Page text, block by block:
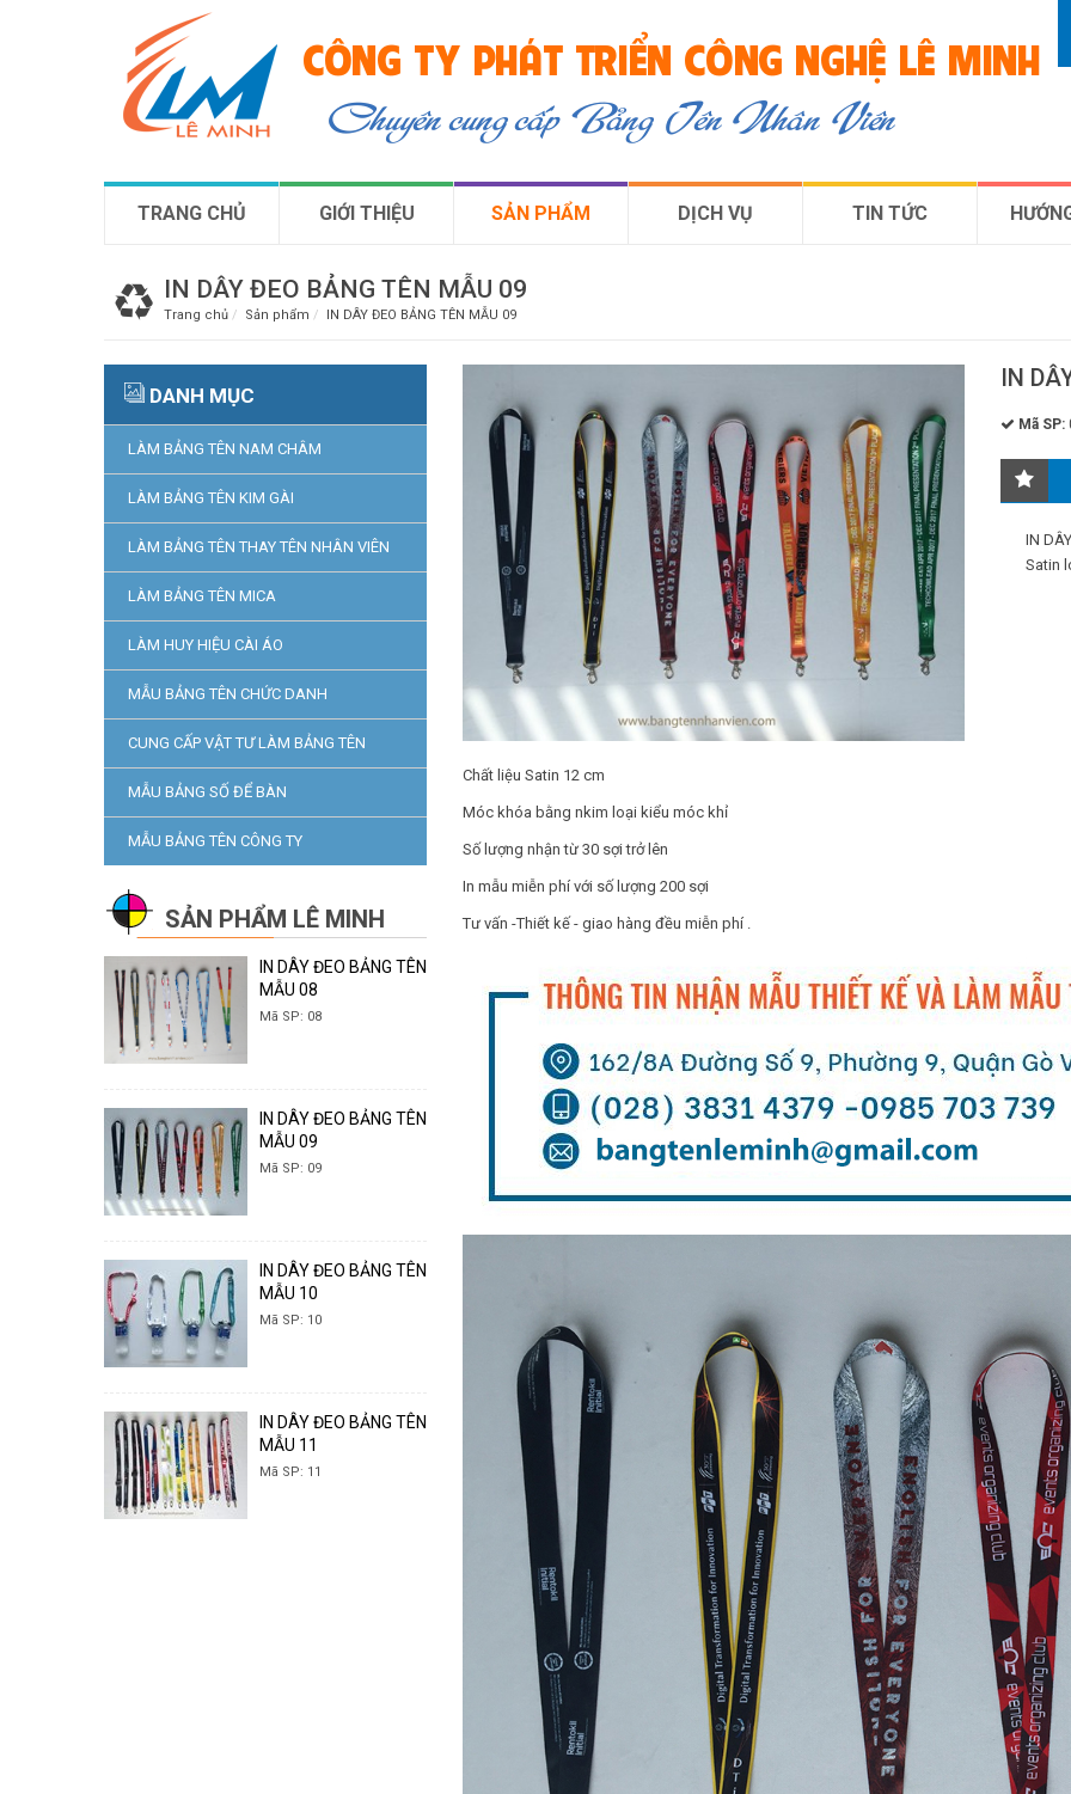
CÔNG TY PHÁT TRIỂN CÔNG NGHỆ LÊ MINH
Chuyên cung cấp Bảng Tên Nhân Viên
TRANG CHỦ GIỚI THIỆU SẢN PHẨM DỊCH VỤ TIN TỨC
IN DÂY ĐEO BẢNG TÊN MẪU 09
Trang chủ Sản phẩm IN DÂY ĐEO BẢNG TÊN MẪU 09
DANH MỤC
LÀM BẢNG TÊN NAM CHÂM
LÀM BẢNG TÊN KIM GÀI
LÀM BẢNG TÊN THAY TÊN NHÂN VIÊN
LÀM BẢNG TÊN MICA
LÀM HUY HIỆU CÀI ÁO
MẪU BẢNG TÊN CHỨC DANH
CUNG CẤP VẬT TƯ LÀM BẢNG TÊN
MẪU BẢNG SỐ ĐỂ BÀN
MẪU BẢNG TÊN CÔNG TY
SẢN PHẨM LÊ MINH
IN DÂY ĐEO BẢNG TÊN
MẪU 08
Mã SP: 08
IN DÂY ĐEO BẢNG TÊN
MẪU 09
Mã SP: 09
IN DÂY ĐEO BẢNG TÊN
MẪU 10
Mã SP: 10
IN DÂY ĐEO BẢNG TÊN
MẪU 11
Mã SP: 11
IN
Mã SP:
IN
Satin
Chất liệu Satin 12 cm
Móc khóa bằng nkim loại kiểu móc khỉ
Số lượng nhận từ 30 sợi trở lên
In mẫu miễn phí với số lượng 200 sợi
Tư vấn -Thiết kế - giao hàng đều miễn phí .